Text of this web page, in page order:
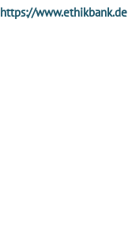
https://www.ethikbank.de